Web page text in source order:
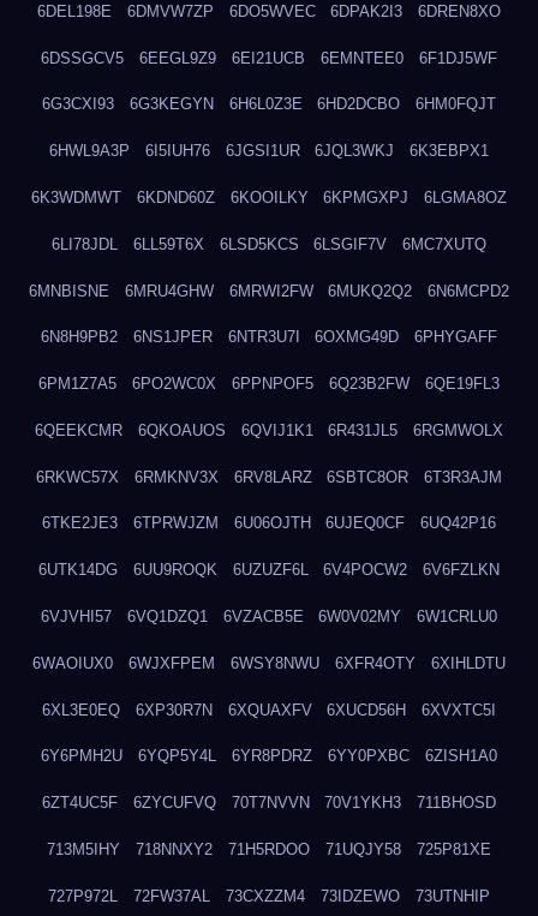
6DEL198E 6DMVW7ZP 6DO5WVEC 6DPAK2I3 6DREN8XO
6DSSGCV5 6EEGL9Z9 6EI21UCB 6EMNTEE0 6F1DJ5WF
6G3CXI93 6G3KEGYN 6H6L0Z3E 6HD2DCBO 6HM0FQJT
6HWL9A3P 6I5IUH76 6JGSI1UR 6JQL3WKJ 6K3EBPX1
6K3WDMWT 6KDND60Z 6KOOILKY 6KPMGXPJ 6LGMA8OZ
6LI78JDL 6LL59T6X 6LSD5KCS 6LSGIF7V 6MC7XUTQ
6MNBISNE 6MRU4GHW 6MRWI2FW 6MUKQ2Q2 6N6MCPD2
6N8H9PB2 6NS1JPER 6NTR3U7I 6OXMG49D 6PHYGAFF
6PM1Z7A5 6PO2WC0X 6PPNPOF5 6Q23B2FW 6QE19FL3
6QEEKCMR 6QKOAUOS 6QVIJ1K1 6R431JL5 6RGMWOLX
6RKWC57X 6RMKNV3X 6RV8LARZ 6SBTC8OR 6T3R3AJM
6TKE2JE3 6TPRWJZM 6U06OJTH 6UJEQ0CF 6UQ42P16
6UTK14DG 6UU9ROQK 6UZUZF6L 6V4POCW2 6V6FZLKN
6VJVHI57 6VQ1DZQ1 6VZACB5E 6W0V02MY 6W1CRLU0
6WAOIUX0 6WJXFPEM 6WSY8NWU 6XFR4OTY 6XIHLDTU
6XL3E0EQ 6XP30R7N 6XQUAXFV 6XUCD56H 6XVXTC5I
6Y6PMH2U 6YQP5Y4L 6YR8PDRZ 6YY0PXBC 6ZISH1A0
6ZT4UC5F 6ZYCUFVQ 70T7NVVN 70V1YKH3 711BHOSD
713M5IHY 718NNXY2 71H5RDOO 71UQJY58 725P81XE
727P972L 72FW37AL 73CXZZM4 73IDZEWO 73UTNHIP